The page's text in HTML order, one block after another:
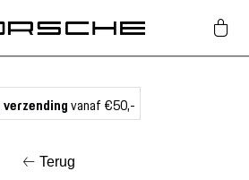
vanaf €50,-
Terug